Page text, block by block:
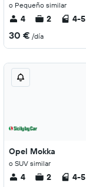
o Pequeño similar
4 2 4-5
30 € /día
Opel Mokka
o SUV similar
4 2 4-5